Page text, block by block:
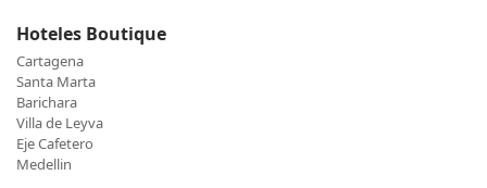
Hoteles Boutique
Cartagena
Santa Marta
Barichara
Villa de Leyva
Eje Cafetero
Medellin